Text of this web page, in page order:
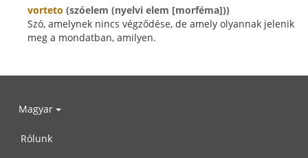
vorteto (szóelem (nyelvi elem [morféma]))
Szó, amelynek nincs végződése, de amely olyannak jelenik
meg a mondatban, amilyen.
Magyar
Rólunk